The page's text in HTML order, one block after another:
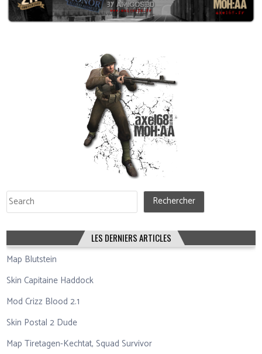
Rechercher Rechercher
LES DERNIERS ARTICLES
Map Blutstein
Skin Capitaine Haddock
Mod Crizz Blood 2.1
Skin Postal 2 Dude
Map Tiretagen-Kechtat, Squad Survivor